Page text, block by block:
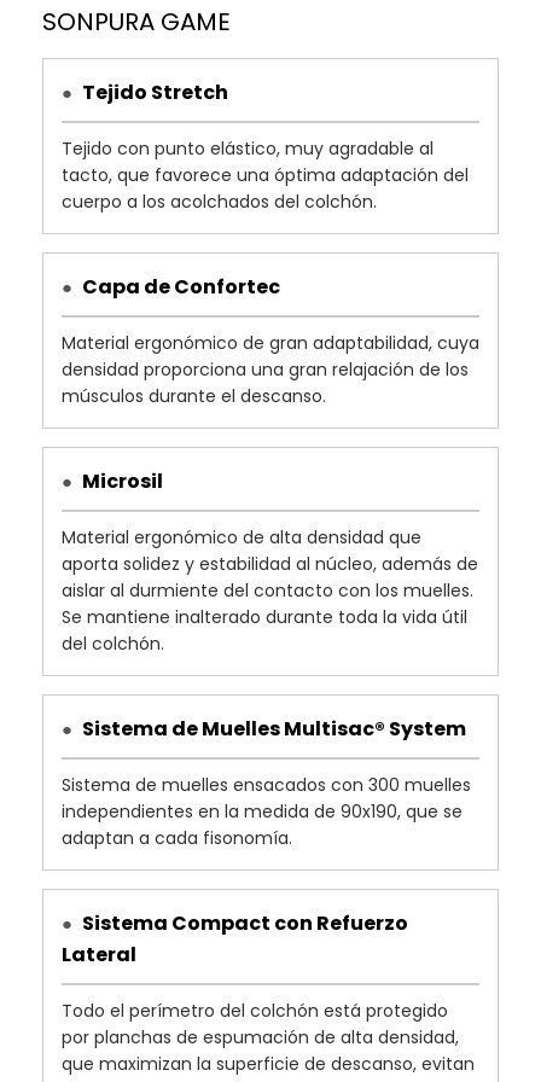
SONPURA GAME
● Tejido Stretch
Tejido con punto elástico, muy agradable al
tacto, que favorece una óptima adaptación del
cuerpo a los acolchados del colchón.
● Capa de Confortec
Material ergonómico de gran adaptabilidad, cuya
densidad proporciona una gran relajación de los
músculos durante el descanso.
● Microsil
Material ergonómico de alta densidad que
aporta solidez y estabilidad al núcleo, además de
aislar al durmiente del contacto con los muelles.
Se mantiene inalterado durante toda la vida útil
del colchón.
● Sistema de Muelles Multisac® System
Sistema de muelles ensacados con 300 muelles
independientes en la medida de 90x190, que se
adaptan a cada fisonomía.
● Sistema Compact con Refuerzo
Lateral
Todo el perímetro del colchón está protegido
por planchas de espumación de alta densidad,
que maximizan la superficie de descanso, evitan